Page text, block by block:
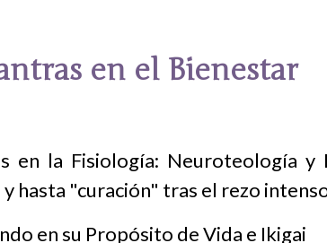
en el Bienestar
en la Fisiología: Neuroteología y
hasta "curación" tras el rezo